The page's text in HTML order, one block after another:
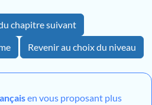
chapitre suivant
Revenir au choix du niveau
en vous proposant plus